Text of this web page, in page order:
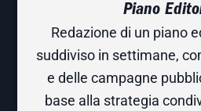
Piano
Redazione di un piano
suddiviso in settimane,
e delle campagne
base alla strategia